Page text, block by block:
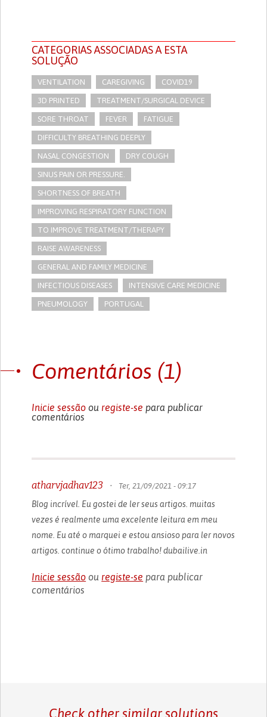
CATEGORIAS ASSOCIADAS A ESTA
SOLUÇÃO
VENTILATION CAREGIVING COVID19
3D PRINTED TREATMENT/SURGICAL DEVICE
SORE THROAT FEVER FATIGUE
DIFFICULTY BREATHING DEEPLY
NASAL CONGESTION DRY COUGH
SINUS PAIN OR PRESSURE.
SHORTNESS OF BREATH
IMPROVING RESPIRATORY FUNCTION
TO IMPROVE TREATMENT/THERAPY
RAISE AWARENESS
GENERAL AND FAMILY MEDICINE
INFECTIOUS DISEASES INTENSIVE CARE MEDICINE
PNEUMOLOGY PORTUGAL
Comentários (1)
Inicie sessão ou registe-se para publicar
comentários
atharvjadhav123 • Ter, 21/09/2021 - 09:17
Blog incrível. Eu gostei de ler seus artigos. muitas
vezes é realmente uma excelente leitura em meu
nome. Eu até o marquei e estou ansioso para ler novos
artigos. continue o ótimo trabalho! dubailive.in
Inicie sessão ou registe-se para publicar
comentários
Check other similar solutions